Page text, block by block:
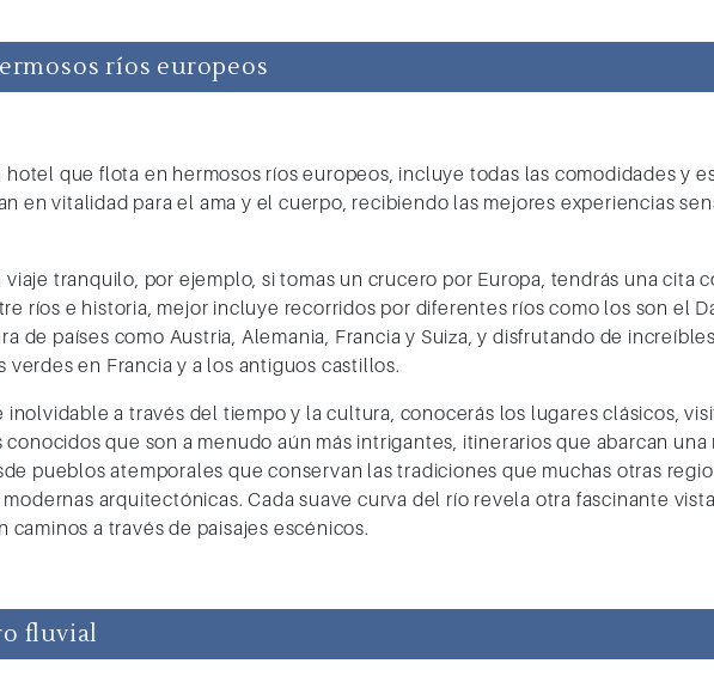
ríos europeos
hotel que flota en hermosos ríos europeos, incluye todas las comodidades y
en vitalidad para el ama y el cuerpo, recibiendo las mejores experiencias
viaje tranquilo, por ejemplo, si tomas un crucero por Europa, tendrás una cita
ríos e historia, mejor incluye recorridos por diferentes ríos como los son el
de países como Austria, Alemania, Francia y Suiza, y disfrutando de
verdes en Francia y a los antiguos castillos.
inolvidable a través del tiempo y la cultura, conocerás los lugares clásicos,
que son a menudo aún más intrigantes, itinerarios que abarcan
pueblos atemporales que conservan las tradiciones que muchas otras
modernas arquitectónicas. Cada suave curva del río revela otra fascinante
caminos a través de paisajes escénicos.
fluvial